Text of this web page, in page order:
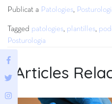
Publicat a Patologies,
Tagged patologies, plantilles,
Posturologia
Articles